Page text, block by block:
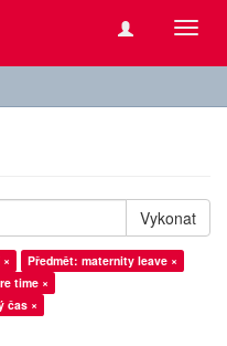
Vykonat
Předmět: maternity leave ×
time ×
čas ×